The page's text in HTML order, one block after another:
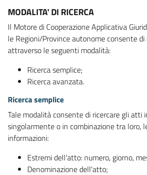
MODALITA' DI RICERCA
Il Motore di Cooperazione Applicativa
le Regioni/Province autonome consente
attraverso le seguenti modalità:
Ricerca semplice;
Ricerca avanzata.
Ricerca semplice
Tale modalità consente di ricercare gli atti
singolarmente o in combinazione tra loro,
informazioni:
Estremi dell'atto: numero, giorno,
Denominazione dell'atto;